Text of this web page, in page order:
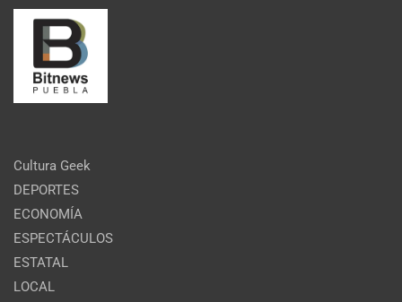
Cultura Geek
DEPORTES
ECONOMÍA
ESPECTÁCULOS
ESTATAL
LOCAL